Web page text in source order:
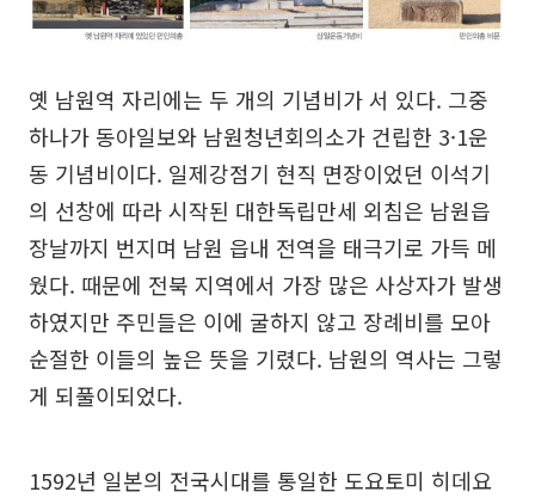
옛 남원역 자리에는 두 개의 기념비가 서 있다. 그중
하나가 동아일보와 남원청년회의소가 건립한 3·1운
동 기념비이다. 일제강점기 현직 면장이었던 이석기
의 선창에 따라 시작된 대한독립만세 외침은 남원읍
장날까지 번지며 남원 읍내 전역을 태극기로 가득 메
웠다. 때문에 전북 지역에서 가장 많은 사상자가 발생
하였지만 주민들은 이에 굴하지 않고 장례비를 모아
순절한 이들의 높은 뜻을 기렸다. 남원의 역사는 그렇
게 되풀이되었다.
1592년 일본의 전국시대를 통일한 도요토미 히데요